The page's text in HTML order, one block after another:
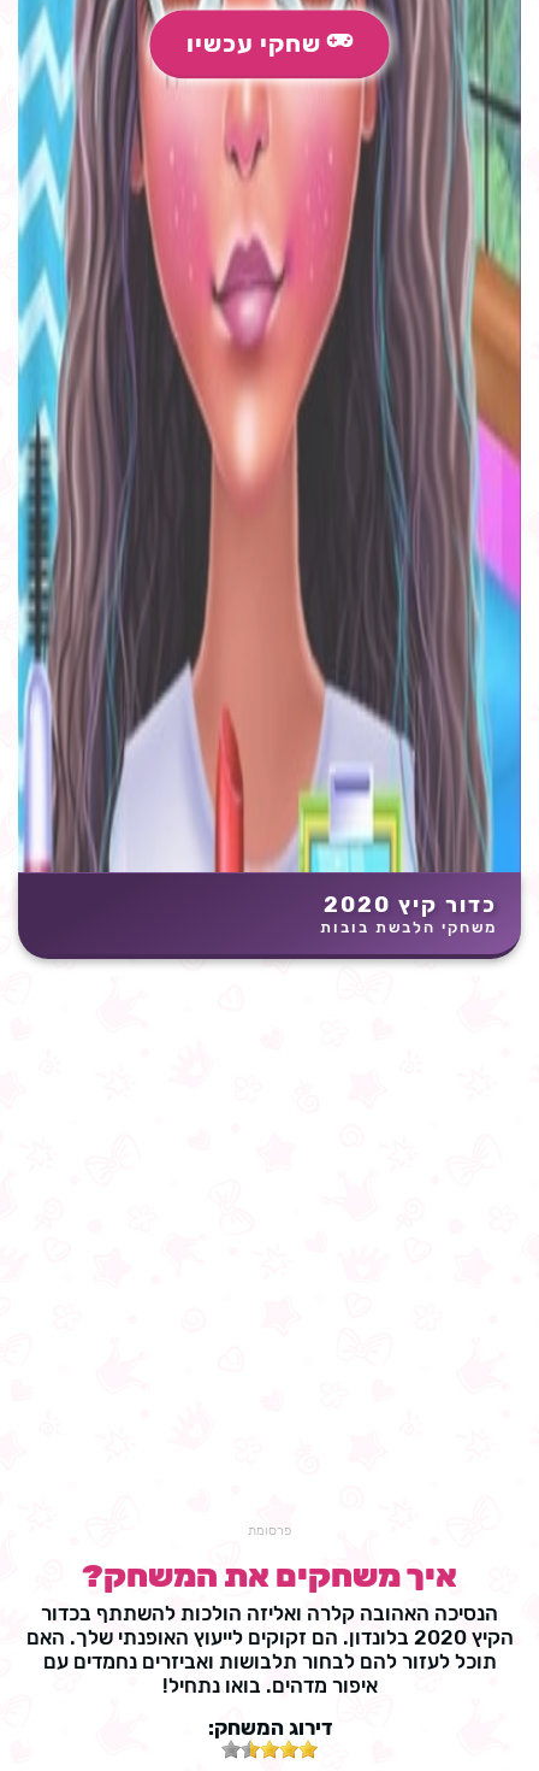
שחקי עכשיו
כדור קיץ 2020
משחקי הלבשת בובות
פרסומת
איך משחקים את המשחק?
הנסיכה האהובה קלרה ואליזה הולכות להשתתף בכדור
הקיץ 2020 בלונדון. הם זקוקים לייעוץ האופנתי שלך. האם
תוכל לעזור להם לבחור תלבושות ואביזרים נחמדים עם
איפור מדהים. בואו נתחיל!
דירוג המשחק: